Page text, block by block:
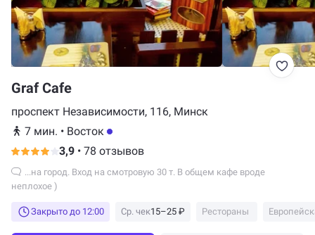
Graf Cafe
проспект Независимости, 116, Минск
7 мин. • Восток
3,9 • 78 отзывов
неплохое )
Закрыто до 12:00 Ср. чек15–25 ₽ Рестораны